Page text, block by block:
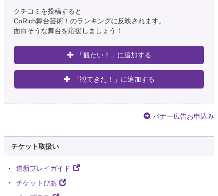
☆曲名 愛のケダモノ ☆artist 神はサイコロを振らない キタニタツヤ カラオ
ケver. 最後だけ頑張ってるから聞い欲しい…wwhttps://t.co/7c3r7YRIko
約4年前
たろ
@kohjirou_bot
―！）
クチコミを投稿すると
CoRich舞台芸術！のランキングに反映されます。
面白そうな舞台を応援しましょう！
「観たい！」に追加する
「観てきた！」に追加する
バナー広告お申込み
チケット取扱い
道新プレイガイド
チケットぴあ